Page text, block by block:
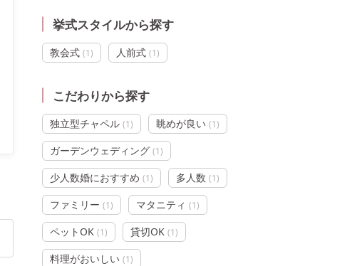
挙式スタイルから探す
教会式 (1) 人前式 (1)
こだわりから探す
独立型チャペル (1) 眺めが良い (1)
ガーデンウェディング (1)
少人数婚におすすめ (1) 多人数 (1)
ファミリー (1) マタニティ (1)
ペットOK (1) 貸切OK (1)
料理がおいしい (1)